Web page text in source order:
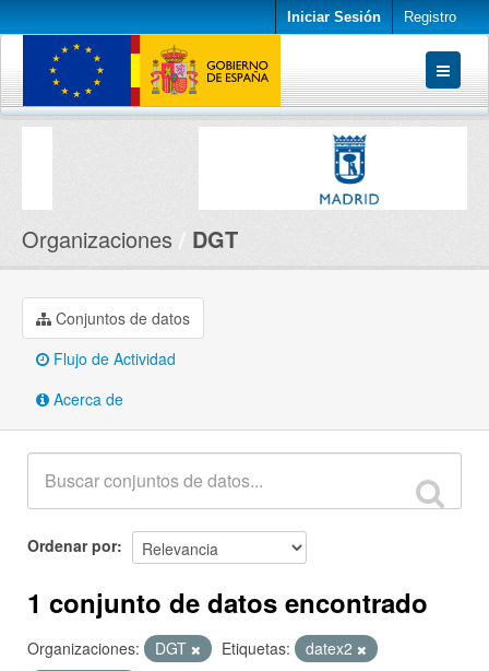
Iniciar Sesión Registro
Conjuntos de datos
Organizaciones DGT
Conjuntos de datos
Flujo de Actividad
Acerca de
Ordenar por
1 conjunto de datos encontrado
Organizaciones: DGT Etiquetas:
datex2